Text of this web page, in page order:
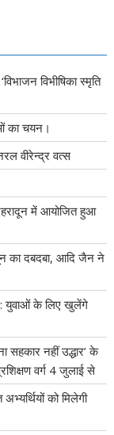
विभीषिका स्मृति
का चयन।
वीरेन्द्र वत्स
में आयोजित हुआ
का दबदबा, आदि जैन ने
युवाओं के लिए खुलेंगे
सहकार नहीं उद्धार’ के
वर्ग 4 जुलाई से
को मिलेगी